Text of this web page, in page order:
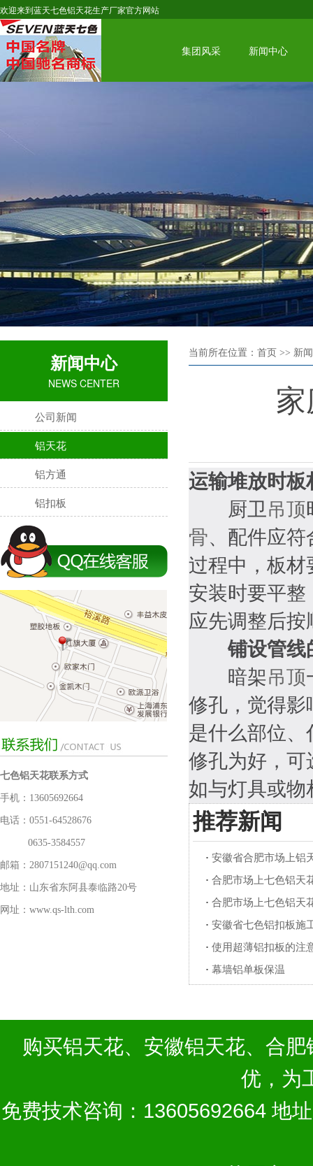
欢迎来到蓝天七色铝天花生产厂家官方网站
集团风采 新闻中心
新闻中心
NEWS CENTER
公司新闻
铝天花
铝方通
铝扣板
七色铝天花联系方式
手机：13605692664
电话：0551-64528676
0635-3584557
邮箱：2807151240@qq.com
地址：山东省东阿县泰临路20号
网址：www.qs-lth.com
当前所在位置：首页 >> 新
运输堆放时板
厨卫 吊顶
骨、配件应
过程中，板材
安装时要平
应先调整后
铺设管线
暗架吊顶
修孔，觉得影
是什么部位
修孔为好，可
如与灯具或物
推荐新闻
· 安徽省合肥市场上铝
· 合肥市场上七色铝天
· 合肥市场上七色铝天
· 安徽省七色铝扣板施
· 使用超薄铝扣板的注
· 幕墙铝单板保温
购买铝天花、 安徽铝天花、 合肥
优，为
免费技术咨询：13605692664 地